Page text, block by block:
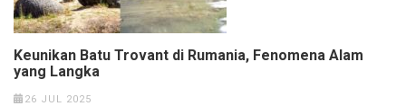
Keunikan Batu Trovant di Rumania, Fenomena Alam
yang Langka
26 JUL 2025